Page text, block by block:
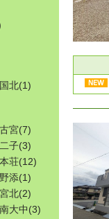
国北(1)
古宮(7)
二子(3)
本荘(12)
野添(1)
宮北(2)
南大中(3)